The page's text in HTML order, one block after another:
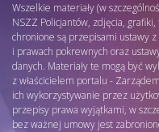
Wszelkie materiały (w
NSZZ Policjantów, zdjęcia,
chronione są przepisami ustawy
i prawach pokrewnych oraz
danych. Materiały te mogą być
z właścicielem portalu -
ich wykorzystywanie przez
przepisy prawa wyjątkami, w
bez ważnej umowy jest